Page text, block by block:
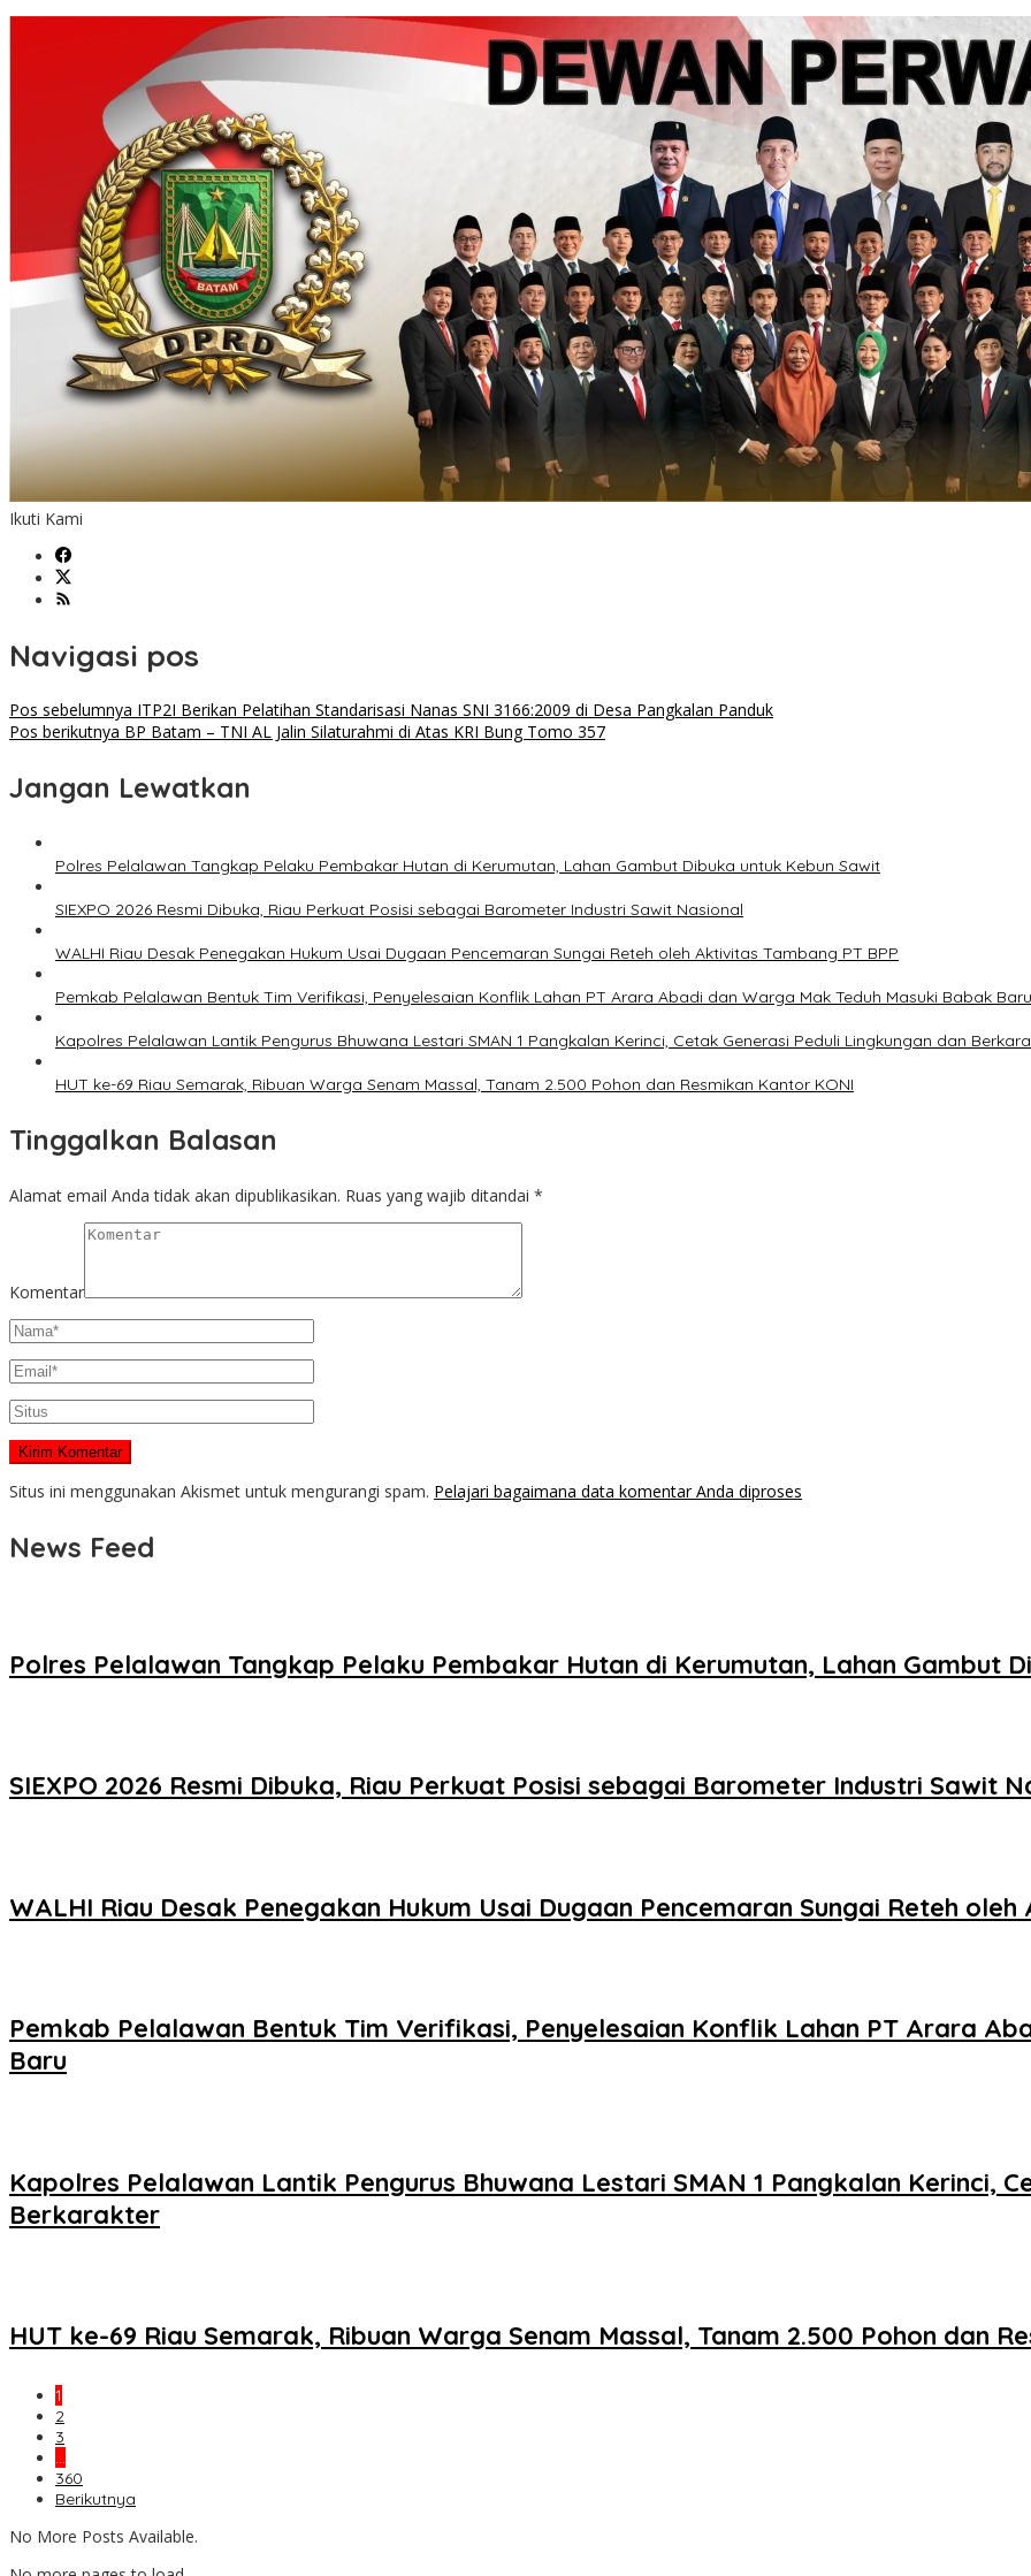
Ikuti Kami
Navigasi pos
Pos sebelumnya ITP2I Berikan Pelatihan Standarisasi Nanas SNI 3166:2009 di Desa Pangkalan Panduk
Pos berikutnya BP Batam – TNI AL Jalin Silaturahmi di Atas KRI Bung Tomo 357
Jangan Lewatkan
Polres Pelalawan Tangkap Pelaku Pembakar Hutan di Kerumutan, Lahan Gambut Dibuka untuk Kebun Sawit
SIEXPO 2026 Resmi Dibuka, Riau Perkuat Posisi sebagai Barometer Industri Sawit Nasional
WALHI Riau Desak Penegakan Hukum Usai Dugaan Pencemaran Sungai Reteh oleh Aktivitas Tambang PT BPP
Pemkab Pelalawan Bentuk Tim Verifikasi, Penyelesaian Konflik Lahan PT Arara Abadi dan Warga Mak Teduh Masuki Babak Baru
Kapolres Pelalawan Lantik Pengurus Bhuwana Lestari SMAN 1 Pangkalan Kerinci, Cetak Generasi Peduli Lingkungan dan
HUT ke-69 Riau Semarak, Ribuan Warga Senam Massal, Tanam 2.500 Pohon dan Resmikan Kantor KONI
Tinggalkan Balasan
Alamat email Anda tidak akan dipublikasikan. Ruas yang wajib ditandai *
Komentar
Situs ini menggunakan Akismet untuk mengurangi spam. Pelajari bagaimana data komentar Anda diproses
News Feed
Polres Pelalawan Tangkap Pelaku Pembakar Hutan di Kerumutan, Lahan Gambut
SIEXPO 2026 Resmi Dibuka, Riau Perkuat Posisi sebagai Barometer Industri Sawit
WALHI Riau Desak Penegakan Hukum Usai Dugaan Pencemaran Sungai Reteh
Pemkab Pelalawan Bentuk Tim Verifikasi, Penyelesaian Konflik Lahan PT Arara
Baru
Kapolres Pelalawan Lantik Pengurus Bhuwana Lestari SMAN 1 Pangkalan Kerinci,
Berkarakter
HUT ke-69 Riau Semarak, Ribuan Warga Senam Massal, Tanam 2.500 Pohon dan
1
2
3
…
360
Berikutnya
No More Posts Available.